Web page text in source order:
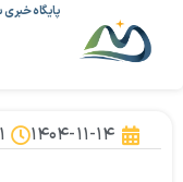
پایگاه خبری
۱۴۰۴-۱۱-۱۴